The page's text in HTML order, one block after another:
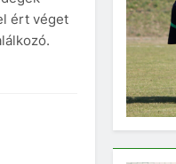
ért véget